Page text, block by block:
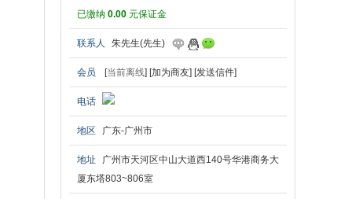
已缴纳 0.00 元保证金
联系人 朱先生(先生)
会员 [当前离线] [加为商友] [发送信件]
电话
地区 广东-广州市
地址
广州市天河区中山大道西140号华港商务大
厦东塔803~806室